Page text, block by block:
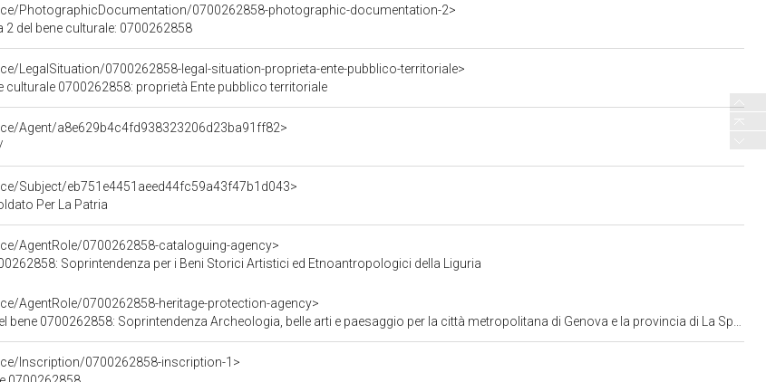
PhotographicDocumentation/0700262858-photographic-documentation-2>
del bene culturale: 0700262858
LegalSituation/0700262858-legal-situation-proprieta-ente-pubblico-territoriale>
culturale 0700262858: proprietà Ente pubblico territoriale
Agent/a8e629b4c4fd938323206d23ba91ff82>
Subject/eb751e4451aeed44fc59a43f47b1d043>
Per La Patria
AgentRole/0700262858-cataloguing-agency>
Soprintendenza per i Beni Storici Artistici ed Etnoantropologici della Liguria
AgentRole/0700262858-heritage-protection-agency>
bene 0700262858: Soprintendenza Archeologia, belle arti e paesaggio per la città metropolitana di Genova e la provincia di La Spezia
Inscription/0700262858-inscription-1>